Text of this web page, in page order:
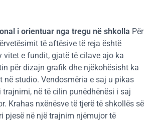
i orientuar nga tregu në shkolla Për
të aftësive të reja është
vitet e fundit, gjatë të cilave ajo ka
për dizajn grafik dhe njëkohësisht ka
në studio. Vendosmëria e saj u pikas
në të cilin punëdhënësi i saj
Krahas nxënësve të tjerë të shkollës së
pjesë në një trajnim njëmujor të